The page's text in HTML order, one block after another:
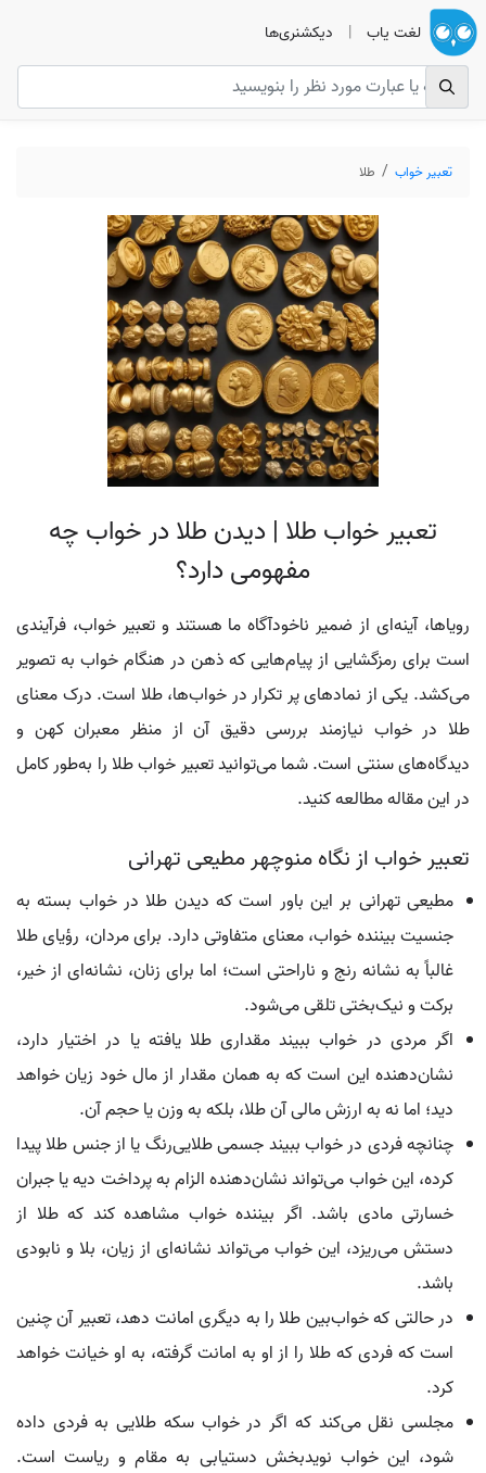
لغت یاب | دیکشنری‌ها
تعبیر خواب طلا
تعبیر خواب طلا | دیدن طلا در خواب چه
مفهومی دارد؟
رویاها، آینه‌ای از ضمیر ناخودآگاه ما هستند و تعبیر خواب، فرآیندی
است برای رمزگشایی از پیام‌هایی که ذهن در هنگام خواب به تصویر
می‌کشد. یکی از نمادهای پر تکرار در خواب‌ها، طلا است. درک معنای
طلا در خواب نیازمند بررسی دقیق آن از منظر معبران کهن و
دیدگاه‌های سنتی است. شما می‌توانید تعبیر خواب طلا را به‌طور کامل
در این مقاله مطالعه کنید.
تعبیر خواب از نگاه منوچهر مطیعی تهرانی
مطیعی تهرانی بر این باور است که دیدن طلا در خواب بسته به
جنسیت بیننده خواب، معنای متفاوتی دارد. برای مردان، رؤیای طلا
غالباً به نشانه رنج و ناراحتی است؛ اما برای زنان، نشانه‌ای از خیر،
برکت و نیک‌بختی تلقی می‌شود.
اگر مردی در خواب ببیند مقداری طلا یافته یا در اختیار دارد،
نشان‌دهنده این است که به همان مقدار از مال خود زیان خواهد
دید؛ اما نه به ارزش مالی آن طلا، بلکه به وزن یا حجم آن.
چنانچه فردی در خواب ببیند جسمی طلایی‌رنگ یا از جنس طلا پیدا
کرده، این خواب می‌تواند نشان‌دهنده الزام به پرداخت دیه یا جبران
خسارتی مادی باشد. اگر بیننده خواب مشاهده کند که طلا از
دستش می‌ریزد، این خواب می‌تواند نشانه‌ای از زیان، بلا و نابودی
باشد.
در حالتی که خواب‌بین طلا را به دیگری امانت دهد، تعبیر آن چنین
است که فردی که طلا را از او به امانت گرفته، به او خیانت خواهد
کرد.
مجلسی نقل می‌کند که اگر در خواب سکه طلایی به فردی داده
شود، این خواب نویدبخش دستیابی به مقام و ریاست است.